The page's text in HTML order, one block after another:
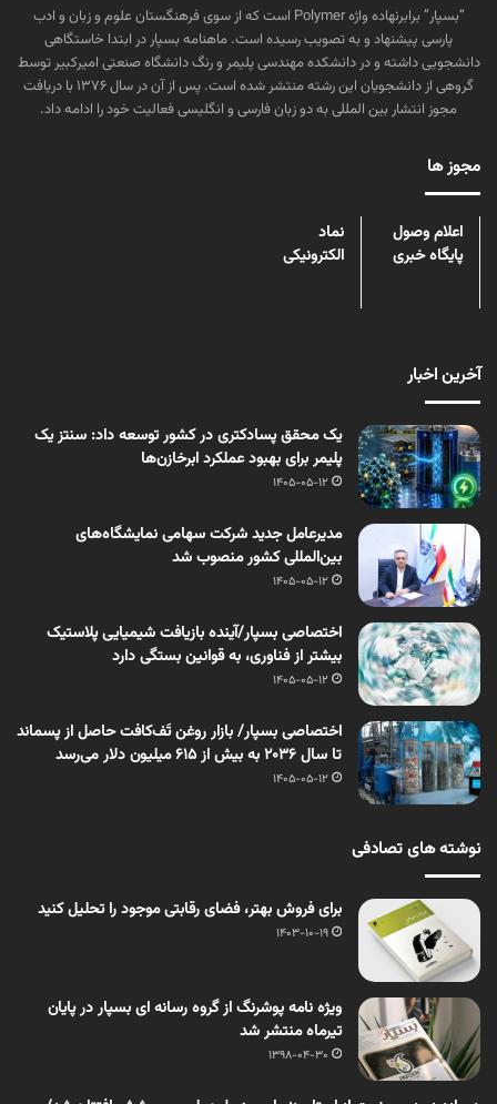
“بسپار” برابرنهاده واژه Polymer است که از سوی فرهنگستان علوم و زبان و ادب
پارسی پیشنهاد و به تصویب رسیده است. ماهنامه بسپار در ابتدا خاستگاهی
دانشجویی داشته و در دانشکده مهندسی پلیمر و رنگ دانشگاه صنعتی امیرکبیر توسط
گروهی از دانشجویان این رشته منتشر شده است. پس از آن در سال ۱۳۷۶ با دریافت
مجوز انتشار بین المللی به دو زبان فارسی و انگلیسی فعالیت خود را ادامه داد.
مجوز ها
اعلام وصول
پایگاه خبری
نماد
الکترونیکی
آخرین اخبار
یک محقق پسادکتری در کشور توسعه داد: سنتز یک
پلیمر برای بهبود عملکرد ابرخازن‌ها
1405-05-12
مدیرعامل جدید شرکت سهامی نمایشگاه‌های
بین‌المللی کشور منصوب شد
1405-05-12
اختصاصی بسپار/آینده بازیافت شیمیایی پلاستیک
بیشتر از فناوری، به قوانین بستگی دارد
1405-05-12
اختصاصی بسپار/ بازار روغن تَف‌کافت حاصل از پسماند
تا سال ۲۰۳۶ به بیش از ۶۱۵ میلیون دلار می‌رسد
1405-05-12
نوشته های تصادفی
برای فروش بهتر، فضای رقابتی موجود را تحلیل کنید
1403-10-19
ویژه نامه پوشرنگ از گروه رسانه ای بسپار در پایان
تیرماه منتشر شد
1398-04-30